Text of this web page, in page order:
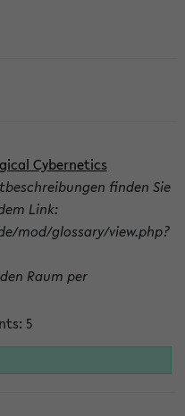
Cybernetics
finden Sie
Link:
mod/glossary/view.php?
Raum per
5